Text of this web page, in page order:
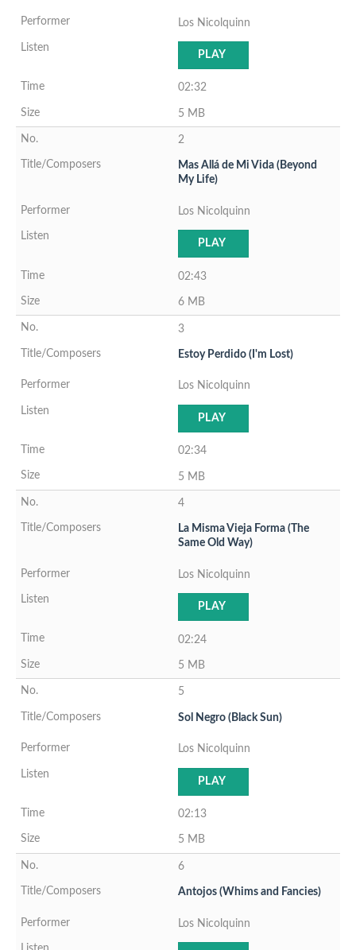
Los Nicolquinn
PLAY
02:32
5 MB
2
Mas Allá de Mi Vida (Beyond
My Life)
Los Nicolquinn
PLAY
02:43
6 MB
3
Estoy Perdido (I'm Lost)
Los Nicolquinn
PLAY
02:34
5 MB
4
La Misma Vieja Forma (The
Same Old Way)
Los Nicolquinn
PLAY
02:24
5 MB
5
Sol Negro (Black Sun)
Los Nicolquinn
PLAY
02:13
5 MB
6
Antojos (Whims and Fancies)
Los Nicolquinn